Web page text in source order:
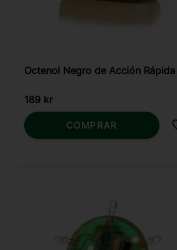
Octenol Negro de Acción Rápida
189 kr
COMPRAR